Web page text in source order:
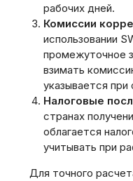
рабочих дней.
Комиссии
использовании
промежуточное
взимать
указывается
Налоговые
странах
облагается
учитывать при
Для точного